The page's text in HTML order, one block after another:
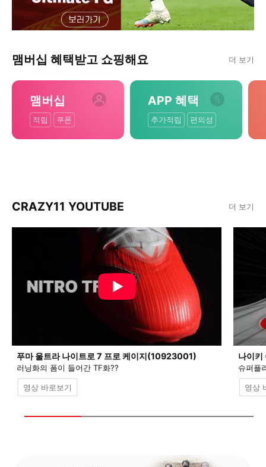
맴버십 혜택받고 쇼핑해요 더 보기
맴버십
적립 쿠폰
APP 혜택
추가적립 편의성
CRAZY11 YOUTUBE 더 보기
푸마 울트라 나이트로 7 프로 케이지(10923001)
러닝화의 폼이 들어간 TF화??
영상 바로보기
나이
슈퍼플
영상